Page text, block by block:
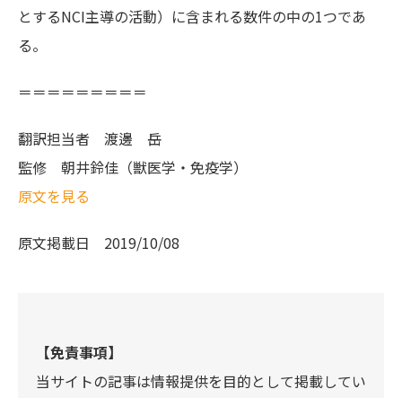
とするNCI主導の活動）に含まれる数件の中の1つであ
る。
＝＝＝＝＝＝＝＝＝
翻訳担当者 渡邊 岳
監修 朝井鈴佳（獣医学・免疫学）
原文を見る
原文掲載日 2019/10/08
【免責事項】
当サイトの記事は情報提供を目的として掲載してい